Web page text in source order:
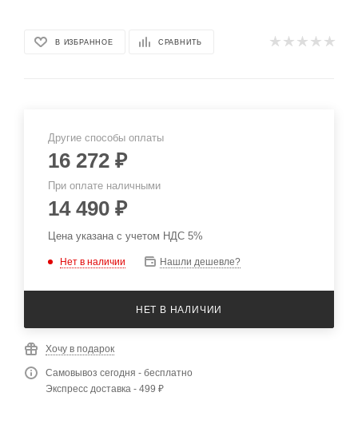
В ИЗБРАННОЕ СРАВНИТЬ
Другие способы оплаты
16 272 ₽
При оплате наличными
14 490 ₽
Цена указана с учетом НДС 5%
Нет в наличии Нашли дешевле?
НЕТ В НАЛИЧИИ
Хочу в подарок
Самовывоз сегодня - бесплатно
Экспресс доставка - 499 ₽